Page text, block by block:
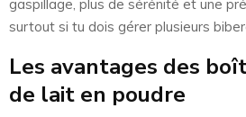
gaspillage, plus de sérénité et une
surtout si tu dois gérer plusieurs
Les avantages des
de lait en poudre